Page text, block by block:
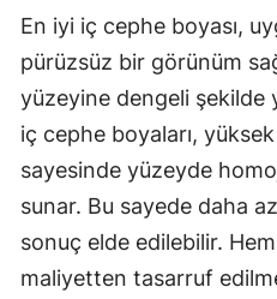
En iyi iç cephe boyası,
pürüzsüz bir görünüm
yüzeyine dengeli şekilde
iç cephe boyaları,
sayesinde yüzeyde
sunar. Bu sayede daha
sonuç elde edilebilir.
maliyetten tasarruf